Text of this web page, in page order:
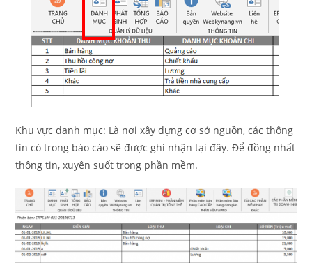
Khu vực danh mục: Là nơi xây dựng cơ sở nguồn, các thông
tin có trong báo cáo sẽ được ghi nhận tại đây. Để đồng nhất
thông tin, xuyên suốt trong phần mềm.